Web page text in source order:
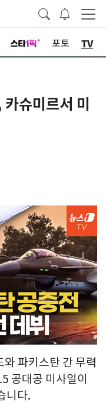
포토 TV
슈미르서 미
파키스탄 간 무력
공대공 미사일이
니다.